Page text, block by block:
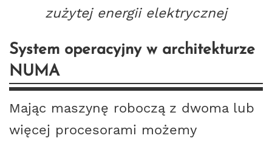
zużytej energii elektrycznej
System operacyjny w architekturze
NUMA
Mając maszynę roboczą z dwoma lub
więcej procesorami możemy